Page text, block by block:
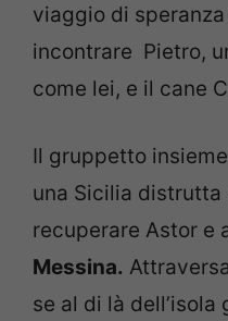
viaggio di
incontrare Pietro,
come lei, e il cane
Il gruppetto
una Sicilia distrutta
recuperare Astor e
Messina.
se al di là